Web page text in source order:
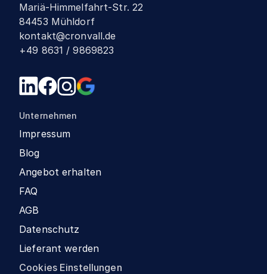
Mariä-Himmelfahrt-Str. 22
84453 Mühldorf
kontakt@cronvall.de
+49 8631 / 9869823
Unternehmen
Impressum
Blog
Angebot erhalten
FAQ
AGB
Datenschutz
Lieferant werden
Cookies Einstellungen